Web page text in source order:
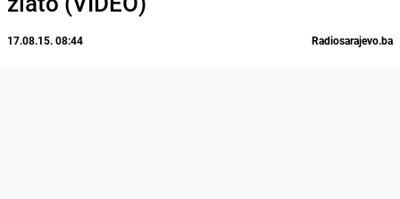
17.08.15. 08:44 Radiosarajevo.ba